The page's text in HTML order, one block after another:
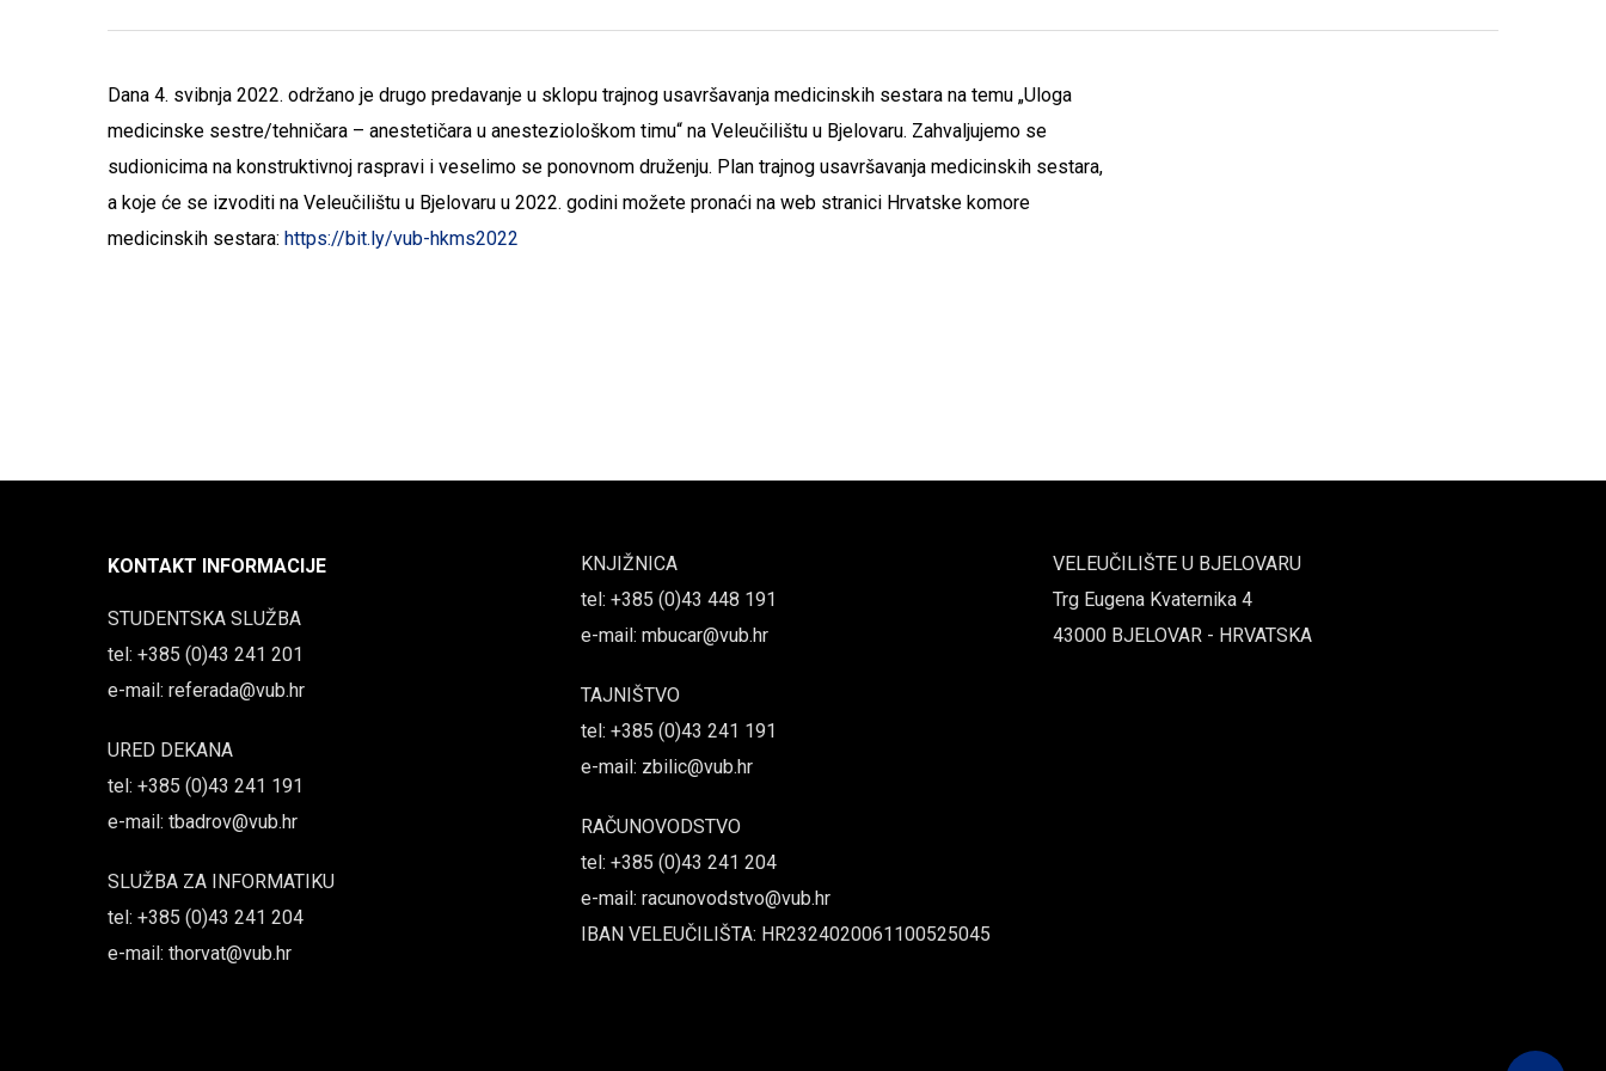
Dana 4. svibnja 2022. održano je drugo predavanje u sklopu trajnog usavršavanja medicinskih sestara na temu „Uloga
medicinske sestre/tehničara – anestetičara u anesteziološkom timu“ na Veleučilištu u Bjelovaru. Zahvaljujemo se
sudionicima na konstruktivnoj raspravi i veselimo se ponovnom druženju. Plan trajnog usavršavanja medicinskih sestara,
a koje će se izvoditi na Veleučilištu u Bjelovaru u 2022. godini možete pronaći na web stranici Hrvatske komore
medicinskih sestara: https://bit.ly/vub-hkms2022
KONTAKT INFORMACIJE
STUDENTSKA SLUŽBA
tel: +385 (0)43 241 201
e-mail: referada@vub.hr
URED DEKANA
tel: +385 (0)43 241 191
e-mail: tbadrov@vub.hr
SLUŽBA ZA INFORMATIKU
tel: +385 (0)43 241 204
e-mail: thorvat@vub.hr
KNJIŽNICA
tel: +385 (0)43 448 191
e-mail: mbucar@vub.hr
TAJNIŠTVO
tel: +385 (0)43 241 191
e-mail: zbilic@vub.hr
RAČUNOVODSTVO
tel: +385 (0)43 241 204
e-mail: racunovodstvo@vub.hr
IBAN VELEUČILIŠTA: HR2324020061100525045
VELEUČILIŠTE U BJELOVARU
Trg Eugena Kvaternika 4
43000 BJELOVAR - HRVATSKA